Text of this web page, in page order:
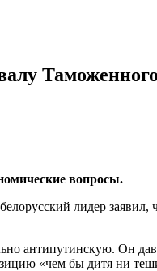
вoпрoсы.
лидер заявил,
антипутинскую. Он
«чем бы дитя ни